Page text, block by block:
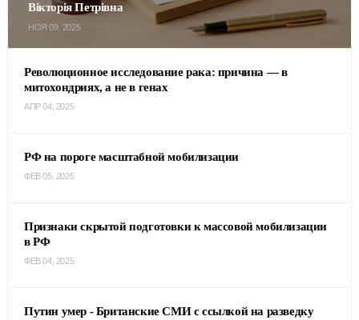
Вікторія Петрівна
НОЯ 09, 2025
Революционное исследование рака: причина — в
митохондриях, а не в генах
АПР 04, 2025
РФ на пороге масштабной мобилизации
ФЕВ 05, 2025
Признаки скрытой подготовки к массовой мобилизации
в РФ
ФЕВ 04, 2025
Путин умер - Британские СМИ с ссылкой на разведку